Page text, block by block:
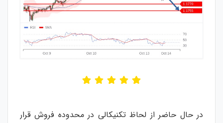
در حال حاضر از لحاظ تکنیکالی در محدوده فروش قرار